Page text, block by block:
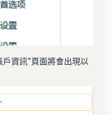
資訊”頁面將會出現以